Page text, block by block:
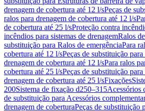
drenagem de cobertura até 12 l/sPeças de
ralos para drenagem de cobertura até 12 l/s
de cobertura até 25 l/sProteção contra
incêndios para sistemas de drenagemRalos
substituição para Ralos de emergênciaPara
cobertura até 12 l/sPeças de substituição
drenagem de cobertura até 12 l/sPara ralos
cobertura até 25 l/sPeças de substituição
drenagem de cobertura até 25 l/sFixações
200Sistema de fixação d250–315Acessórios
de substituição para Acessórios
drenagem de coberturaPeças de substituição